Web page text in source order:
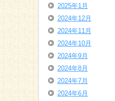
2025年1月
2024年12月
2024年11月
2024年10月
2024年9月
2024年8月
2024年7月
2024年6月